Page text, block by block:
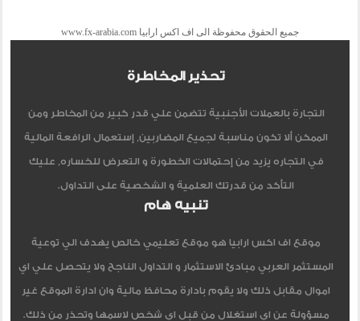
جميع الحقوق محفوظة الى اف اكس ارابيا www.fx-arabia.com
تحذير المخاطرة
التجارة بالعملات الأجنبية تتضمن علي قدر كبير من المخاطر ومن
الممكن ألا تكون مناسبة لجميع المضاربين, إستعمال الرافعة المالية
في التجاره يزيد من إحتمالات الخطورة و التعرض للخساره, عليك
التأكد من قدرتك العلمية و الشخصية على التداول.
تنبيه هام
موقع اف اكس ارابيا هو موقع تعليمي خالص يهدف الي توعية
المستثمر العربي مبادئ الاستثمار و التداول الناجح ولا يتحصل علي اي
اموال مقابل ذلك ولا يقوم بادارة محافظ مالية وان ادارة الموقع غير
مسؤولة عن اي استغلال من قبل اي شخص لاسمها وتحذر من ذلك.